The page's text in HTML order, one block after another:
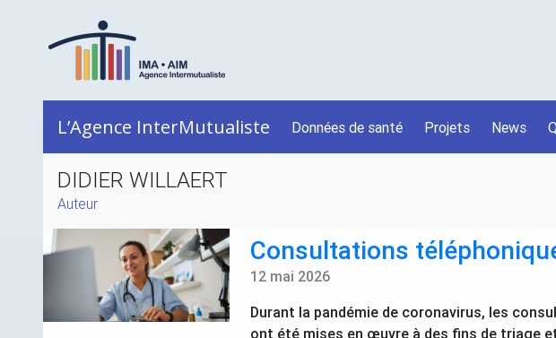
L’Agence InterMutualiste Données de santé Projets News
DIDIER WILLAERT
Auteur
Consultations
12 mai 2026
Durant la pandémie de coronavirus, les
ont été mises en œuvre à des fins de triage